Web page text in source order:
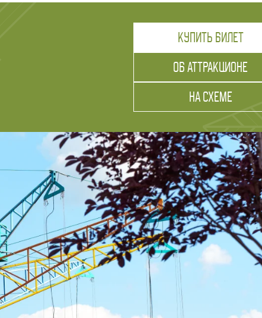
в головных уборах, солнцезащитных очках
аттракцион с животными; проносить с собой
могут выпасть во время катания (сумки,
время проката;
по техническим причинам и погодным
аттракциона);
призывая их на помощь, бегать, толкаться,
выставлять за габариты
проката, вставать во время проката
места до полной остановки аттракциона.
быть приостановлена.
для других посетителей. Посадка
аттракциона на платформе и осуществляется,
КУПИТЬ БИЛЕТ
ОБ АТТРАКЦИОНЕ
НА СХЕМЕ